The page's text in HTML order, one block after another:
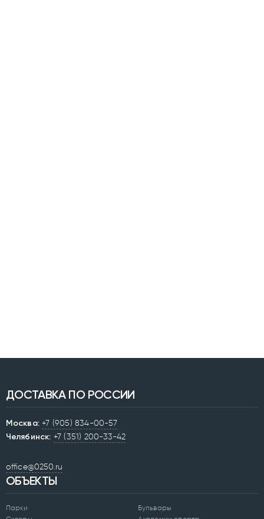
ДОСТАВКА ПО РОССИИ
Москва: +7 (905) 834-00-57
Челябинск: +7 (351) 200-33-42
office@0250.ru
ОБЪЕКТЫ
Парки
Бульвары